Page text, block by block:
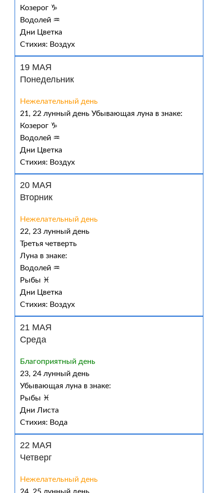
Козерог ♑
Водолей ♒
Дни Цветка
Стихия: Воздух
19 МАЯ
Понедельник
Нежелательный день
21, 22 лунный день Убывающая луна в знаке:
Козерог ♑
Водолей ♒
Дни Цветка
Стихия: Воздух
20 МАЯ
Вторник
Нежелательный день
22, 23 лунный день
Третья четверть
Луна в знаке:
Водолей ♒
Рыбы ♓
Дни Цветка
Стихия: Воздух
21 МАЯ
Среда
Благоприятный день
23, 24 лунный день
Убывающая луна в знаке:
Рыбы ♓
Дни Листа
Стихия: Вода
22 МАЯ
Четверг
Нежелательный день
24, 25 лунный день